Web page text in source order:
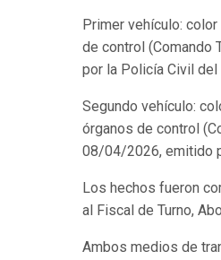
Primer vehículo:
de control (Comando
por la Policía Civil del
Segundo vehículo:
órganos de control
08/04/2026, emitido
Los hechos fueron
al Fiscal de Turno,
Ambos medios de